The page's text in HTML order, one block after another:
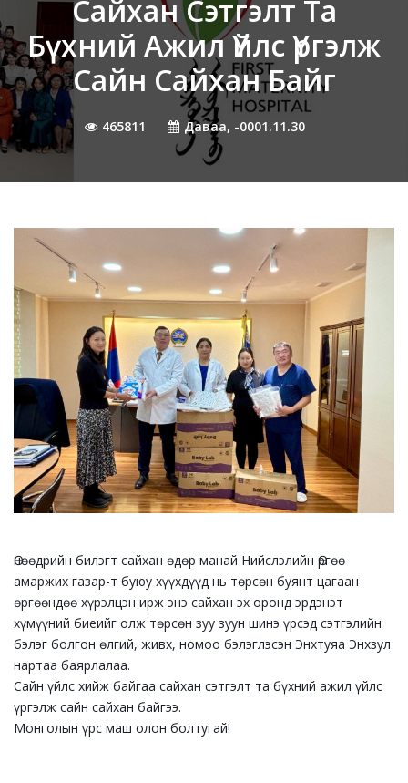
Сайхан Сэтгэлт Та
Бүхний Ажил Үйлс Үргэлж
Сайн Сайхан Байг
465811 Даваа, -0001.11.30
Өнөөдрийн билэгт сайхан өдөр манай Нийслэлийн Өргөө
амаржих газар-т буюу хүүхдүүд нь төрсөн буянт цагаан
өргөөндөө хүрэлцэн ирж энэ сайхан эх оронд эрдэнэт
хүмүүний биеийг олж төрсөн зуу зуун шинэ үрсэд сэтгэлийн
бэлэг болгон өлгий, живх, номоо бэлэглэсэн Энхтуяа Энхзул
нартаа баярлалаа.
Сайн үйлс хийж байгаа сайхан сэтгэлт та бүхний ажил үйлс
үргэлж сайн сайхан байгээ.
Монголын үрс маш олон болтугай!